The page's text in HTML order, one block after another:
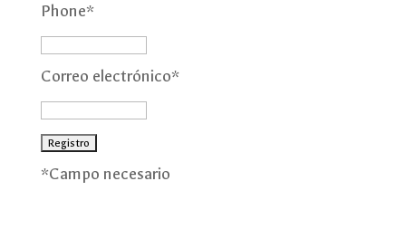
Phone*
Correo electrónico*
*Campo necesario